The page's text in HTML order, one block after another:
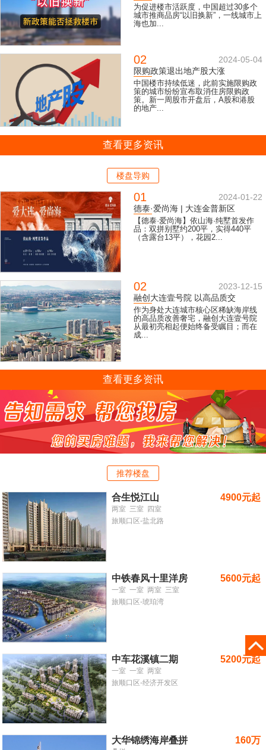
为促进楼市活跃度，中国超过30多个
城市推商品房“以旧换新”，一线城市上
海也加...
02
2024-05-04
限购政策退出地产股大涨
中国楼市持续低迷，此前实施限购政
策的城市纷纷宣布取消住房限购政
策。新一周股市开盘后，A股和港股
的地产...
查看更多资讯
楼盘导购
01
2024-01-22
德泰·爱尚海 | 大连金普新区
【德泰·爱尚海】依山海·纯墅首发作
品：双拼别墅约200平，实得440平
（含露台13平），花园2...
02
2023-12-15
融创大连壹号院 以高品质交
作为身处大连城市核心区稀缺海岸线
的高品质改善奢宅，融创大连壹号院
从最初亮相起便始终备受瞩目；而在
成...
查看更多资讯
推荐楼盘
合生悦江山 4900元起
两室 三室
四室
旅顺口区-盐北路
中铁春风十里洋房 5600元起
一室一室两室 三室
旅顺口区-琥珀湾
中车花溪镇二期 5200元起
一室一室两室
旅顺口区-经济开发区
大华锦绣海岸叠拼 160万